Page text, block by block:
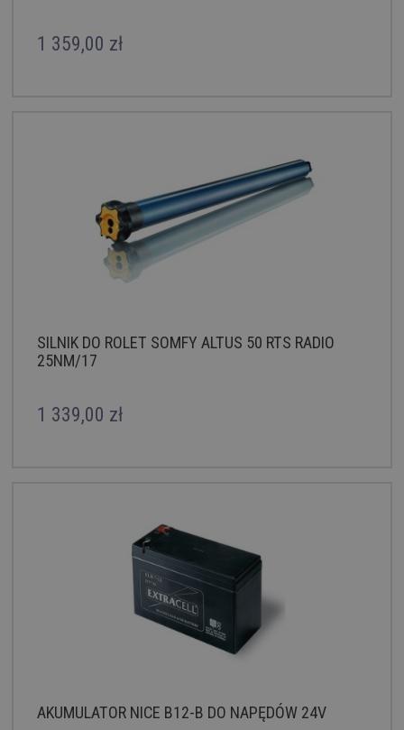
1 359,00 zł
SILNIK DO ROLET SOMFY ALTUS 50 RTS RADIO
25NM/17
1 339,00 zł
AKUMULATOR NICE B12-B DO NAPĘDÓW 24V